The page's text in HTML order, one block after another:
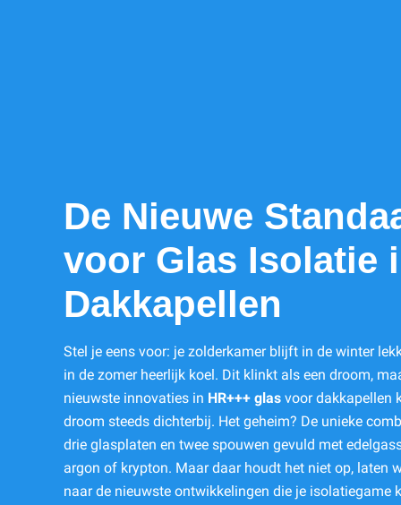
De Nieuwe
voor Glas Isolatie
Dakkapellen
Stel je eens voor: je zolderkamer blijft in de winter
in de zomer heerlijk koel. Dit klinkt als een droom,
nieuwste innovaties in HR+++ glas voor dakkapellen
droom steeds dichterbij. Het geheim? De unieke
drie glasplaten en twee spouwen gevuld met
argon of krypton. Maar daar houdt het niet op, laten
naar de nieuwste ontwikkelingen die je isolatiegame